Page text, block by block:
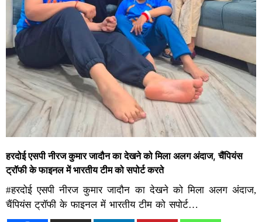
हरदोई एसपी नीरज कुमार जादौन का देखने को मिला अलग अंदाज, चैंपियंस
ट्रॉफी के फाइनल में भारतीय टीम को सपोर्ट करते
#हरदोई एसपी नीरज कुमार जादौन का देखने को मिला अलग अंदाज,
चैंपियंस ट्रॉफी के फाइनल में भारतीय टीम को सपोर्ट…